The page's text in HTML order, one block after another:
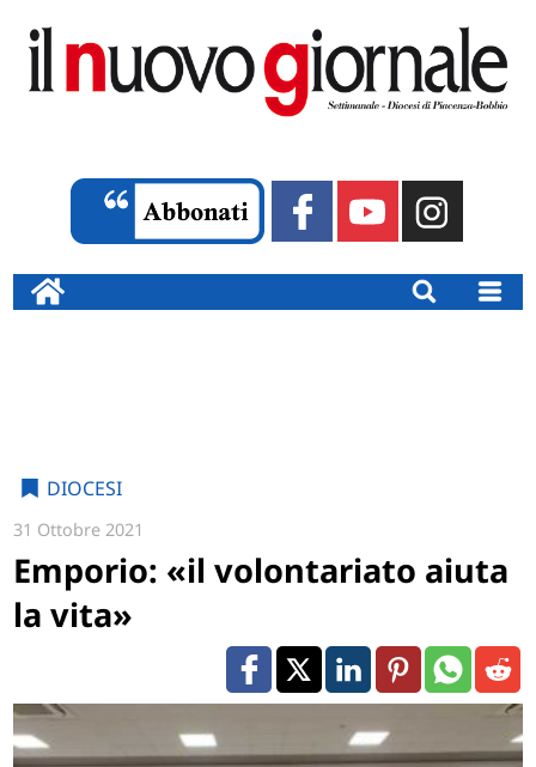
DIOCESI
31 Ottobre 2021
Emporio: «il volontariato aiuta
la vita»